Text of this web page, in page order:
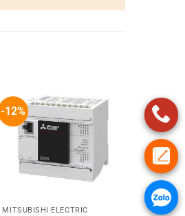
-12%
MITSUBISHI ELECTRIC